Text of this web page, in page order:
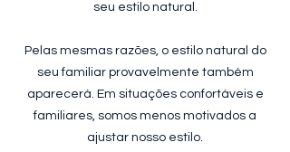
seu estilo natural.
Pelas mesmas razões, o estilo natural do
seu familiar provavelmente também
aparecerá. Em situações confortáveis e
familiares, somos menos motivados a
ajustar nosso estilo.